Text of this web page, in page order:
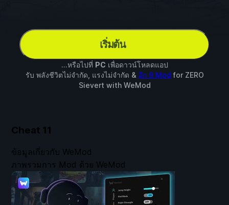
เริ่มต้น
...หรือไปที่ PC เพื่อดาวน์โหลดแอป
รับ พลังชีวิตไม่จำกัด, แรงไม่จำกัด & อีก 9 Mod for ZERO
Sievert with WeMod
Cheat 11
ข้อมูลเกี่ยวกับ WeMod
ภาพรวมการ Mod ด้วย WeMod